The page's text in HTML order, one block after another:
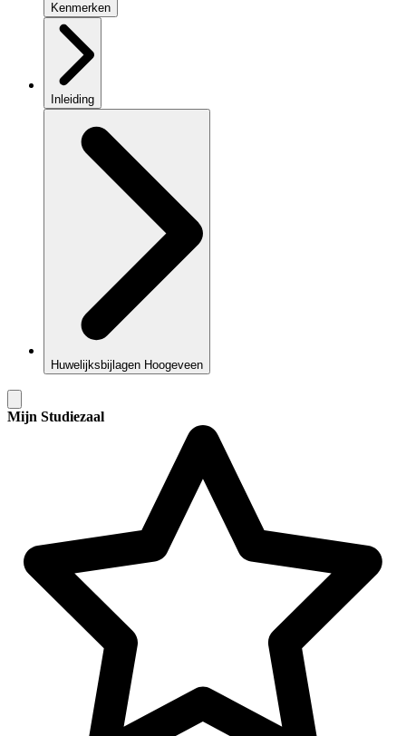
Kenmerken
Inleiding
Huwelijksbijlagen Hoogeveen
Mijn Studiezaal